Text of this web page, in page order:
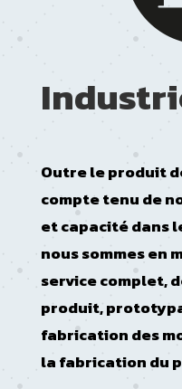
Outre le produit
compte tenu de
et capacité dans
nous sommes en
service complet,
produit,
fabrication des
la fabrication du